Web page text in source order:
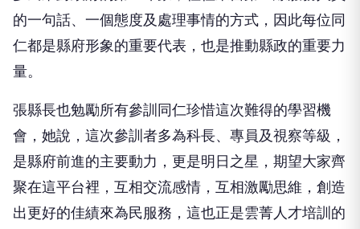
的一句話、一個態度及處理事情的方式，因此每位同
仁都是縣府形象的重要代表，也是推動縣政的重要力
量。
張縣長也勉勵所有參訓同仁珍惜這次難得的學習機
會，她說，這次參訓者多為科長、專員及視察等級，
是縣府前進的主要動力，更是明日之星，期望大家齊
聚在這平台裡，互相交流感情，互相激勵思維，創造
出更好的佳績來為民服務，這也正是雲菁人才培訓的